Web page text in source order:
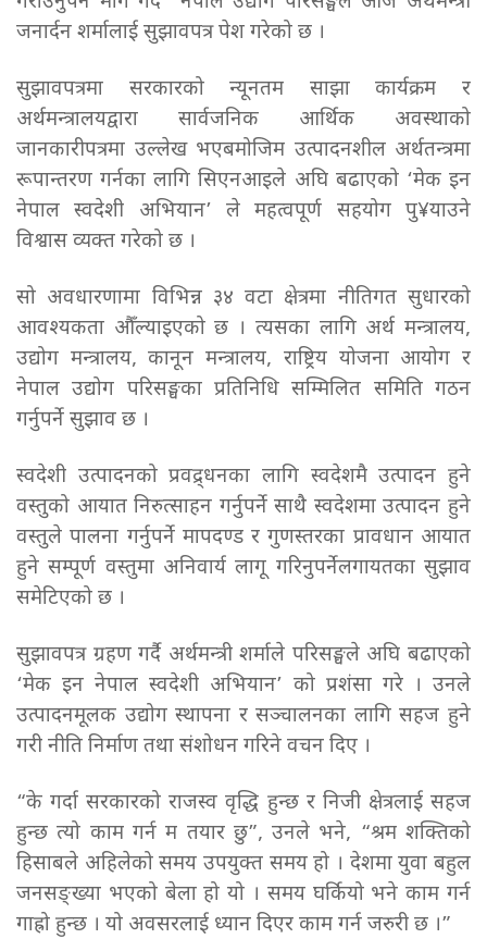
जनार्दन शर्मालाई सुझावपत्र पेश गरेको छ ।
सुझावपत्रमा सरकारको न्यूनतम साझा कार्यक्रम र
अर्थमन्त्रालयद्वारा सार्वजनिक आर्थिक अवस्थाको
जानकारीपत्रमा उल्लेख भएबमोजिम उत्पादनशील अर्थतन्त्रमा
रूपान्तरण गर्नका लागि सिएनआइले अघि बढाएको ‘मेक इन
नेपाल स्वदेशी अभियान’ ले महत्वपूर्ण सहयोग पु¥याउने
विश्वास व्यक्त गरेको छ ।
सो अवधारणामा विभिन्न ३४ वटा क्षेत्रमा नीतिगत सुधारको
आवश्यकता औँल्याइएको छ । त्यसका लागि अर्थ मन्त्रालय,
उद्योग मन्त्रालय, कानून मन्त्रालय, राष्ट्रिय योजना आयोग र
नेपाल उद्योग परिसङ्घका प्रतिनिधि सम्मिलित समिति गठन
गर्नुपर्ने सुझाव छ ।
स्वदेशी उत्पादनको प्रवद्र्धनका लागि स्वदेशमै उत्पादन हुने
वस्तुको आयात निरुत्साहन गर्नुपर्ने साथै स्वदेशमा उत्पादन हुने
वस्तुले पालना गर्नुपर्ने मापदण्ड र गुणस्तरका प्रावधान आयात
हुने सम्पूर्ण वस्तुमा अनिवार्य लागू गरिनुपर्नेलगायतका सुझाव
समेटिएको छ ।
सुझावपत्र ग्रहण गर्दै अर्थमन्त्री शर्माले परिसङ्घले अघि बढाएको
‘मेक इन नेपाल स्वदेशी अभियान’ को प्रशंसा गरे । उनले
उत्पादनमूलक उद्योग स्थापना र सञ्चालनका लागि सहज हुने
गरी नीति निर्माण तथा संशोधन गरिने वचन दिए ।
“के गर्दा सरकारको राजस्व वृद्धि हुन्छ र निजी क्षेत्रलाई सहज
हुन्छ त्यो काम गर्न म तयार छु”, उनले भने, “श्रम शक्तिको
हिसाबले अहिलेको समय उपयुक्त समय हो । देशमा युवा बहुल
जनसङ्ख्या भएको बेला हो यो । समय घर्कियो भने काम गर्न
गाह्रो हुन्छ । यो अवसरलाई ध्यान दिएर काम गर्न जरुरी छ ।”